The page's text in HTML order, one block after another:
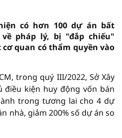
có hơn 100 dự án bất
pháp lý, bị "đắp chiếu"
cơ quan có thẩm quyền vào
trong quý III/2022, Sở Xây
điều kiện huy động vốn bán
trong tương lai cho 4 dự
nhà, giảm 200% số dự án so